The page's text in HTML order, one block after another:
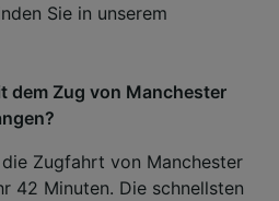
Sie in unserem
dem Zug von Manchester
Zugfahrt von Manchester
42 Minuten. Die schnellsten